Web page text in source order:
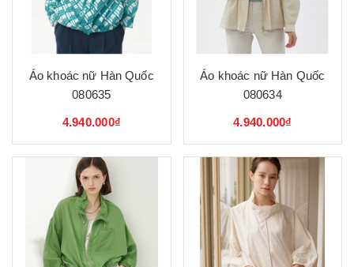
Áo khoác nữ Hàn Quốc
080635
4.940.000₫
Áo khoác nữ Hàn Quốc
080634
4.940.000₫